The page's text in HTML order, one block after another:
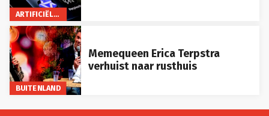
ARTIFICIËLE INTELLIGENTIE
BUITENLAND
Memequeen Erica Terpstra
verhuist naar rusthuis